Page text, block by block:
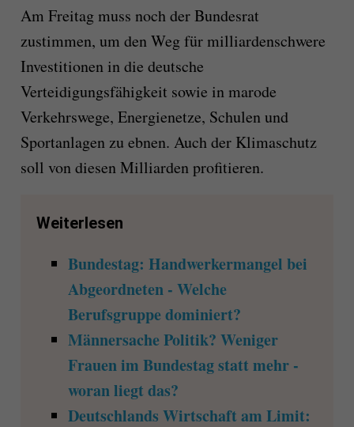
Am Freitag muss noch der Bundesrat
zustimmen, um den Weg für milliardenschwere
Investitionen in die deutsche
Verteidigungsfähigkeit sowie in marode
Verkehrswege, Energienetze, Schulen und
Sportanlagen zu ebnen. Auch der Klimaschutz
soll von diesen Milliarden profitieren.
Weiterlesen
Bundestag: Handwerkermangel bei
Abgeordneten - Welche
Berufsgruppe dominiert?
Männersache Politik? Weniger
Frauen im Bundestag statt mehr -
woran liegt das?
Deutschlands Wirtschaft am Limit: